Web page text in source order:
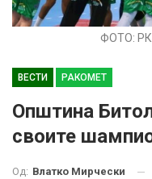
ФОТО: РК
ВЕСТИ РАКОМЕТ
Општина
своите
Од: Влатко Мирчески